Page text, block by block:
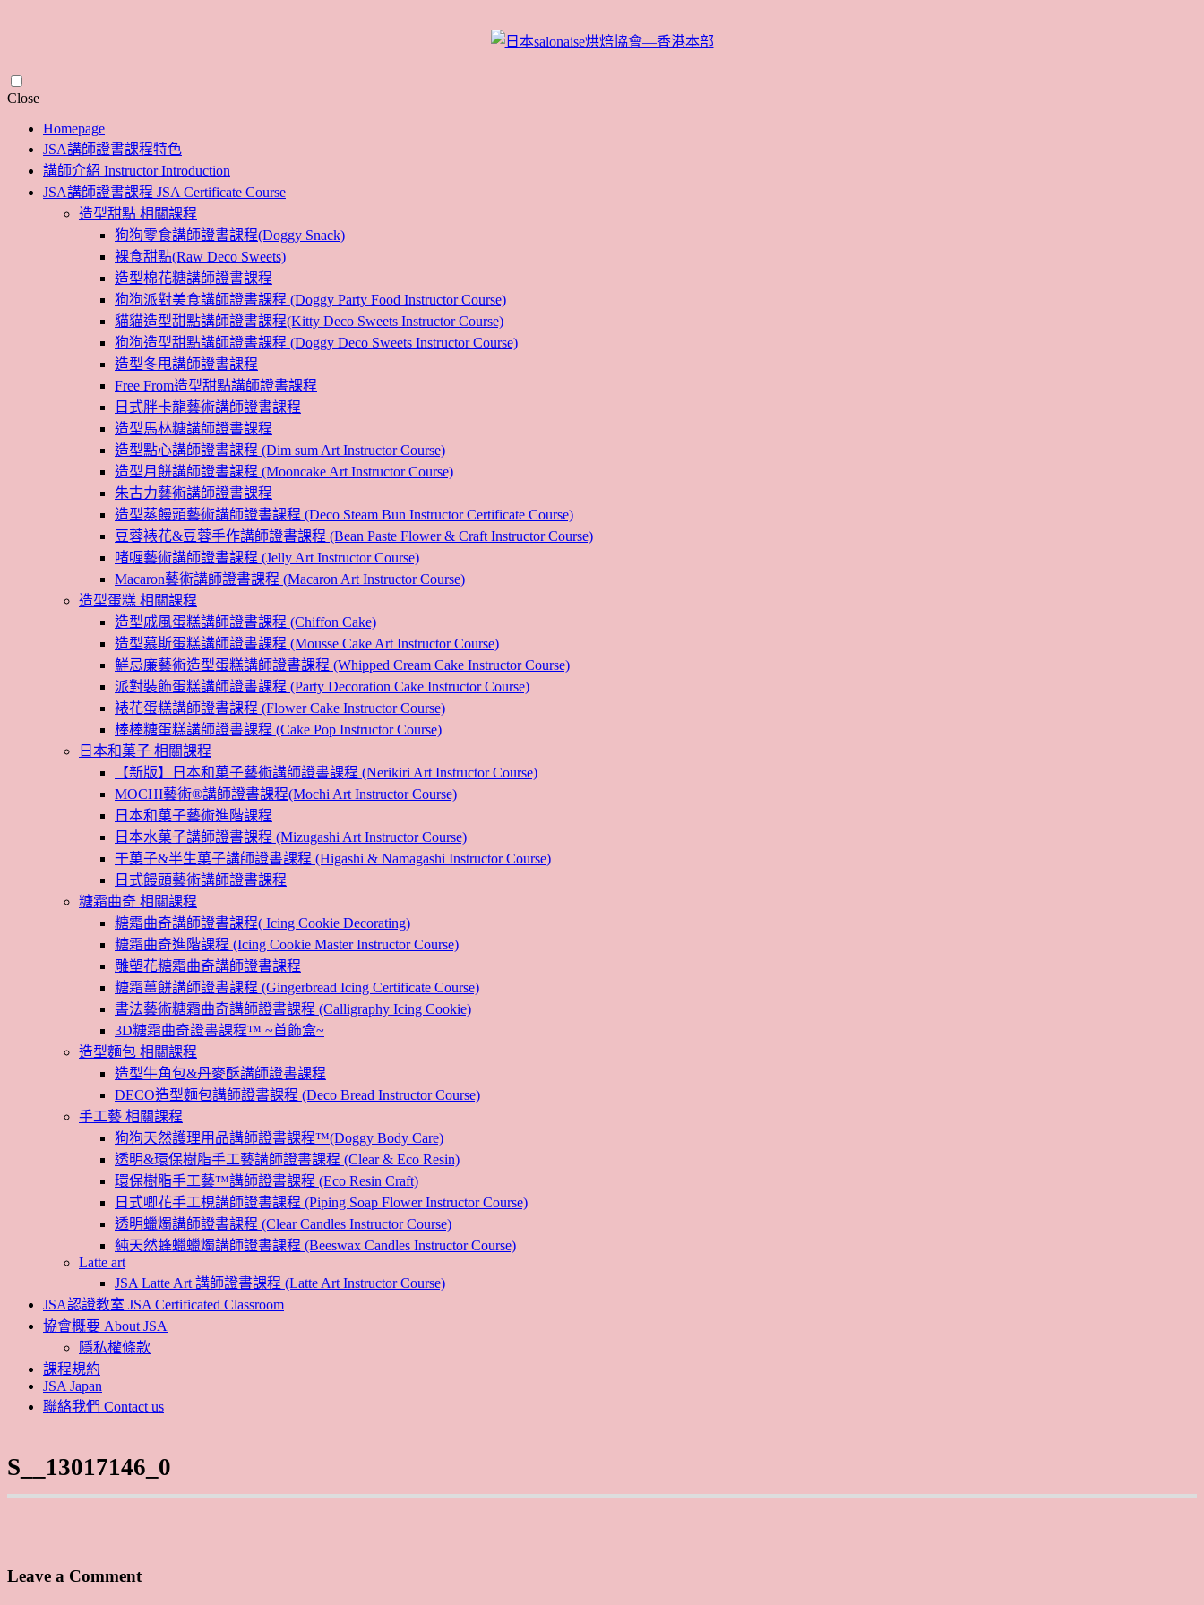
CloseSkip
content
Homepage
JSA講師證書課程特色
講師介紹 Instructor Introduction
JSA講師證書課程 JSA Certificate Course
造型甜點 相關課程
狗狗零食講師證書課程(Doggy Snack)
裸食甜點(Raw Deco Sweets)
造型棉花糖講師證書課程
狗狗派對美食講師證書課程 (Doggy Party Food Instructor Course)
貓貓造型甜點講師證書課程(Kitty Deco Sweets Instructor Course)
狗狗造型甜點講師證書課程 (Doggy Deco Sweets Instructor Course)
造型冬甩講師證書課程
Free From造型甜點講師證書課程
日式胖卡龍藝術講師證書課程
造型馬林糖講師證書課程
造型點心講師證書課程 (Dim sum Art Instructor Course)
造型月餅講師證書課程 (Mooncake Art Instructor Course)
朱古力藝術講師證書課程
造型蒸饅頭藝術講師證書課程 (Deco Steam Bun Instructor Certificate Course)
豆蓉裱花&豆蓉手作講師證書課程 (Bean Paste Flower & Craft Instructor Course)
啫喱藝術講師證書課程 (Jelly Art Instructor Course)
Macaron藝術講師證書課程 (Macaron Art Instructor Course)
造型蛋糕 相關課程
造型戚風蛋糕講師證書課程 (Chiffon Cake)
造型慕斯蛋糕講師證書課程 (Mousse Cake Art Instructor Course)
鮮忌廉藝術造型蛋糕講師證書課程 (Whipped Cream Cake Instructor Course)
派對裝飾蛋糕講師證書課程 (Party Decoration Cake Instructor Course)
裱花蛋糕講師證書課程 (Flower Cake Instructor Course)
棒棒糖蛋糕講師證書課程 (Cake Pop Instructor Course)
日本和菓子 相關課程
【新版】日本和菓子藝術講師證書課程 (Nerikiri Art Instructor Course)
MOCHI藝術®講師證書課程(Mochi Art Instructor Course)
日本和菓子藝術進階課程
日本水菓子講師證書課程 (Mizugashi Art Instructor Course)
干菓子&半生菓子講師證書課程 (Higashi & Namagashi Instructor Course)
日式饅頭藝術講師證書課程
糖霜曲奇 相關課程
糖霜曲奇講師證書課程( Icing Cookie Decorating)
糖霜曲奇進階課程 (Icing Cookie Master Instructor Course)
雕塑花糖霜曲奇講師證書課程
糖霜薑餅講師證書課程 (Gingerbread Icing Certificate Course)
書法藝術糖霜曲奇講師證書課程 (Calligraphy Icing Cookie)
3D糖霜曲奇證書課程™ ~首飾盒~
造型麵包 相關課程
造型牛角包&丹麥酥講師證書課程
DECO造型麵包講師證書課程 (Deco Bread Instructor Course)
手工藝 相關課程
狗狗天然護理用品講師證書課程™(Doggy Body Care)
透明&環保樹脂手工藝講師證書課程 (Clear & Eco Resin)
環保樹脂手工藝™講師證書課程 (Eco Resin Craft)
日式唧花手工梘講師證書課程 (Piping Soap Flower Instructor Course)
透明蠟燭講師證書課程 (Clear Candles Instructor Course)
純天然蜂蠟蠟燭講師證書課程 (Beeswax Candles Instructor Course)
Latte art
JSA Latte Art 講師證書課程 (Latte Art Instructor Course)
JSA認證教室 JSA Certificated Classroom
協會概要 About JSA
隱私權條款
課程規約
JSA Japan
聯絡我們 Contact us
S__13017146_0
Leave a Comment